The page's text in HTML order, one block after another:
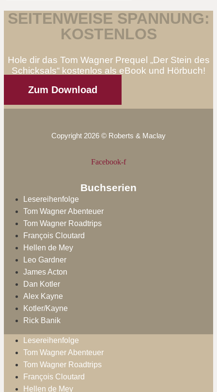
SEITENWEISE SPANNUNG:
KOSTENLOS
Hole dir das Tom Wagner Prequel „Der Stein des
Schicksals“ kostenlos als eBook und Hörbuch!
Zum Download
Copyright 2026 © Roberts & Maclay
Facebook-f
Buchserien
Lesereihenfolge
Tom Wagner Abenteuer
Tom Wagner Roadtrips
François Cloutard
Hellen de Mey
Leo Gardner
James Acton
Dan Kotler
Alex Kayne
Kotler/Kayne
Rick Banik
Lesereihenfolge
Tom Wagner Abenteuer
Tom Wagner Roadtrips
François Cloutard
Hellen de Mey